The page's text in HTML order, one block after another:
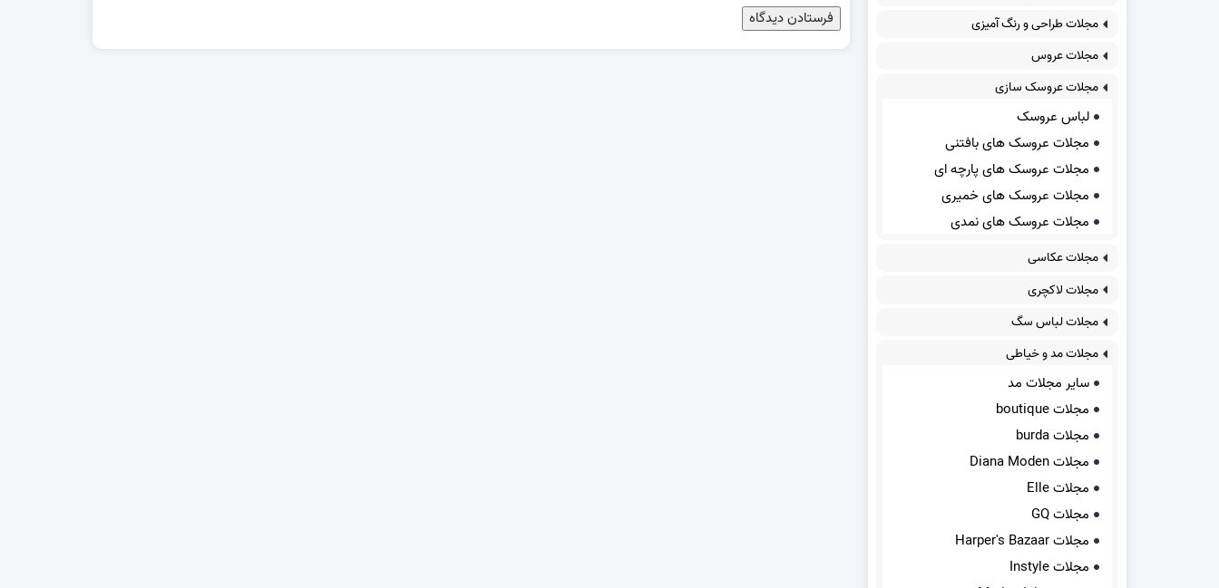
مجلات طراحی و رنگ آمیزی
مجلات عروس
مجلات عروسک سازی
لباس عروسک
مجلات عروسک های بافتنی
مجلات عروسک های پارچه ای
مجلات عروسک های خمیری
مجلات عروسک های نمدی
مجلات عکاسی
مجلات لاکچری
مجلات لباس سگ
مجلات مد و خیاطی
سایر مجلات مد
مجلات boutique
مجلات burda
مجلات Diana Moden
مجلات Elle
مجلات GQ
مجلات Harper's Bazaar
مجلات Instyle